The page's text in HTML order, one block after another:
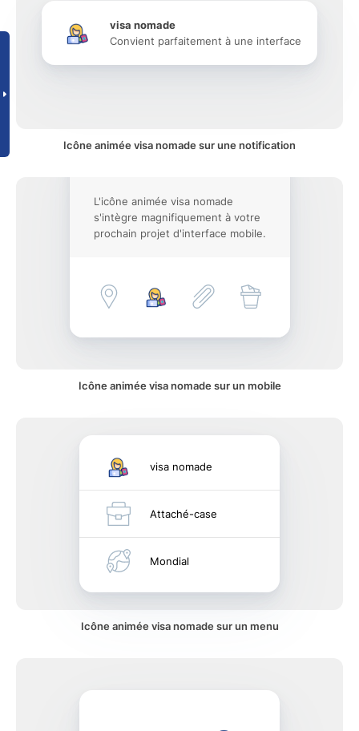
visa nomade
Convient parfaitement à une interface
Icône animée visa nomade sur une notification
L'icône animée visa nomade
s'intègre magnifiquement à votre
prochain projet d'interface mobile.
Icône animée visa nomade sur un mobile
visa nomade
Attaché-case
Mondial
Icône animée visa nomade sur un menu